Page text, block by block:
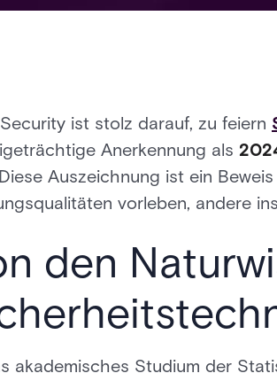
ist stolz darauf, zu feiern
Anerkennung als
Auszeichnung ist ein
vorleben, andere
den
akademisches Studium der